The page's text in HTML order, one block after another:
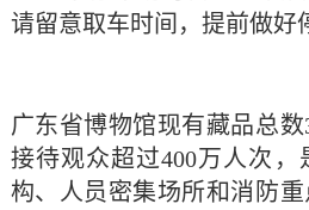
请留意取车时间，提前做好
广东省博物馆现有藏品总数
接待观众超过400万人次，
构、人员密集场所和消防